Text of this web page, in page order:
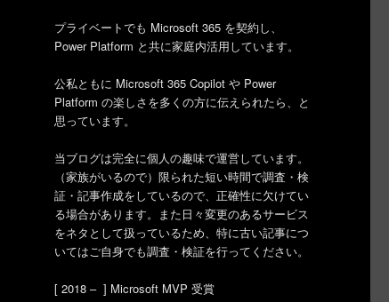
プライベートでも Microsoft 365 を契約し、
Power Platform と共に家庭内活用しています。
公私ともに Microsoft 365 Copilot や Power
Platform の楽しさを多くの方に伝えられたら、と
思っています。
当ブログは完全に個人の趣味で運営しています。
（家族がいるので）限られた短い時間で調査・検
証・記事作成をしているので、正確性に欠けてい
る場合があります。また日々変更のあるサービス
をネタとして扱っているため、特に古い記事につ
いてはご自身でも調査・検証を行ってください。
[ 2018 – ] Microsoft MVP 受賞